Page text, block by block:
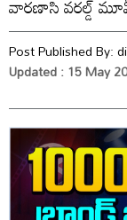
వారణాసి వరల్డ్
Post Published By:
Updated : 15 May